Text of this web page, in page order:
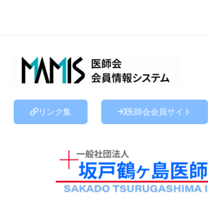
リンク集 医師会会員サイト